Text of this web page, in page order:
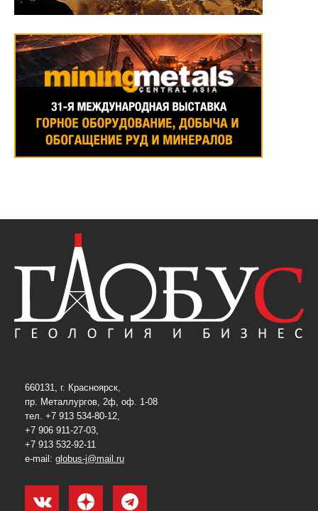
660131, г. Красноярск,
пр. Металлургов, 2ф, оф. 1-08
тел. +7 913 534-80-12,
+7 906 911-27-03,
+7 913 532-92-11
e-mail: globus-j@mail.ru